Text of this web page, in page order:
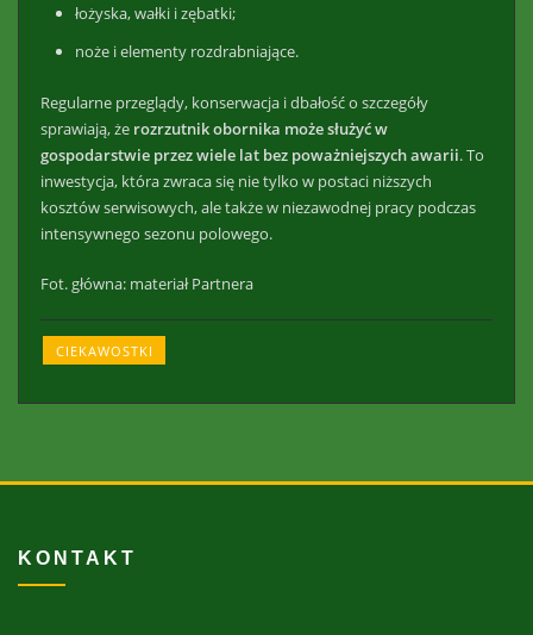
łożyska, wałki i zębatki;
noże i elementy rozdrabniające.
Regularne przeglądy, konserwacja i dbałość o szczegóły
sprawiają, żerozrzutnik obornika może służyć w
gospodarstwie przez wiele lat bez poważniejszych awarii. To
inwestycja, która zwraca się nie tylko w postaci niższych
kosztów serwisowych, ale także w niezawodnej pracy podczas
intensywnego sezonu polowego.
Fot. główna: materiał Partnera
CIEKAWOSTKI
KONTAKT